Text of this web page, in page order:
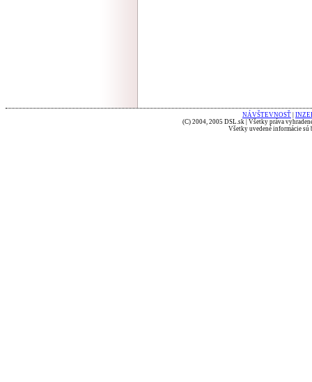
NÁVŠTEVNOSŤ
(C) 2004, 2005 DSL.sk | Všetky práva
Všetky uvedené informácie sú